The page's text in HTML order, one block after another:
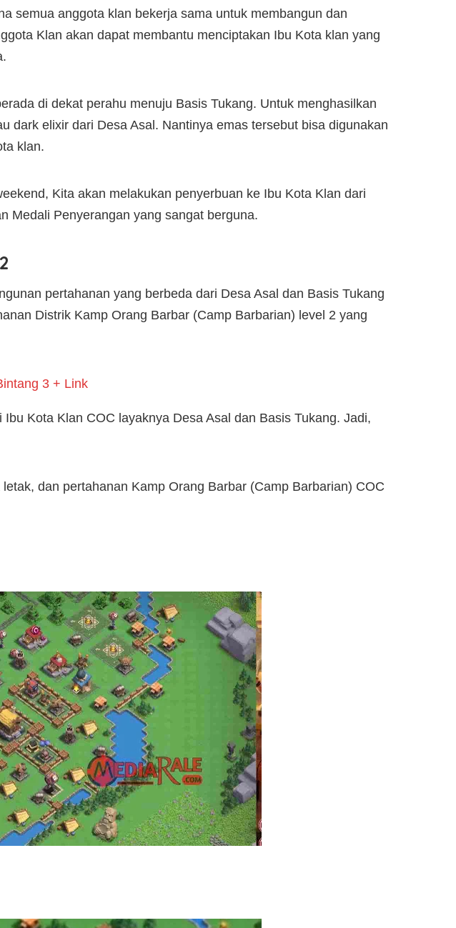
semua anggota klan bekerja sama untuk membangun dan
Klan akan dapat membantu menciptakan Ibu Kota klan yang
di dekat perahu menuju Basis Tukang. Untuk menghasilkan
dark elixir dari Desa Asal. Nantinya emas tersebut bisa digunakan
klan.
Kita akan melakukan penyerbuan ke Ibu Kota Klan dari
Medali Penyerangan yang sangat berguna.
pertahanan yang berbeda dari Desa Asal dan Basis Tukang
Distrik Kamp Orang Barbar (Camp Barbarian) level 2 yang
3 + Link
Kota Klan COC layaknya Desa Asal dan Basis Tukang. Jadi,
dan pertahanan Kamp Orang Barbar (Camp Barbarian) COC